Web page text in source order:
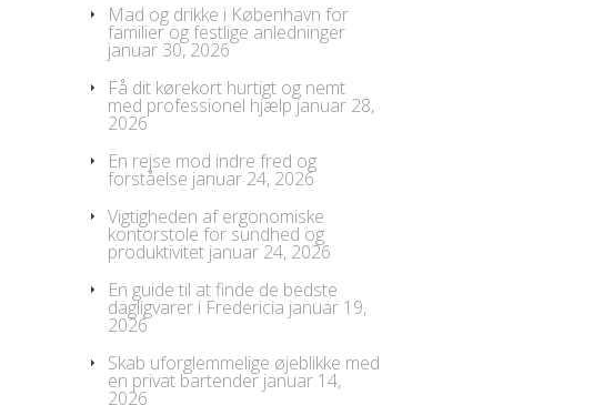
Mad og drikke i København for
familier og festlige anledninger
januar 30, 2026
Få dit kørekort hurtigt og nemt
med professionel hjælp januar 28,
2026
En rejse mod indre fred og
forståelse januar 24, 2026
Vigtigheden af ergonomiske
kontorstole for sundhed og
produktivitet januar 24, 2026
En guide til at finde de bedste
dagligvarer i Fredericia januar 19,
2026
Skab uforglemmelige øjeblikke med
en privat bartender januar 14,
2026